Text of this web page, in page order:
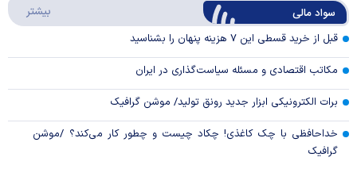
Video
سواد مالی بیشتر
قبل از خرید قسطی این ۷ هزینه پنهان را بشناسید
مکاتب اقتصادی و مسئله سیاست‌گذاری در ایران
برات الکترونیکی ابزار جدید رونق تولید/ موشن گرافیک
خداحافظی با چک کاغذی! چکاد چیست و چطور کار می‌کند؟ /موشن
گرافیک